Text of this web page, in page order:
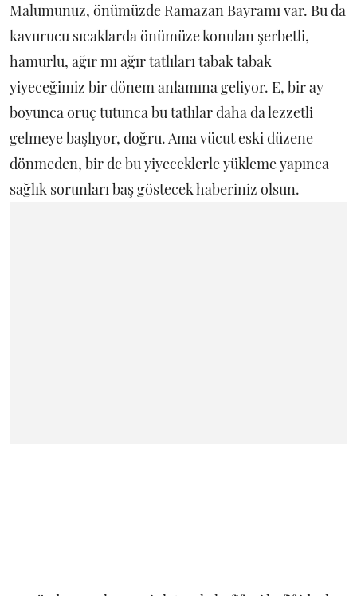
Malumunuz, önümüzde Ramazan Bayramı var. Bu da
kavurucu sıcaklarda önümüze konulan şerbetli,
hamurlu, ağır mı ağır tatlıları tabak tabak
yiyeceğimiz bir dönem anlamına geliyor. E, bir ay
boyunca oruç tutunca bu tatlılar daha da lezzetli
gelmeye başlıyor, doğru. Ama vücut eski düzene
dönmeden, bir de bu yiyeceklerle yükleme yapınca
sağlık sorunları baş göstecek haberiniz olsun.